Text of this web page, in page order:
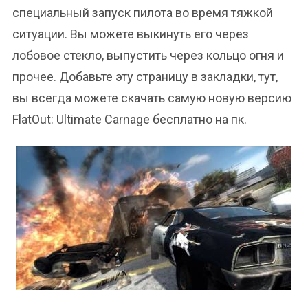
специальный запуск пилота во время тяжкой
ситуации. Вы можете выкинуть его через
лобовое стекло, выпустить через кольцо огня и
прочее. Добавьте эту страницу в закладки, тут,
вы всегда можете скачать самую новую версию
FlatOut: Ultimate Carnage бесплатно на пк.